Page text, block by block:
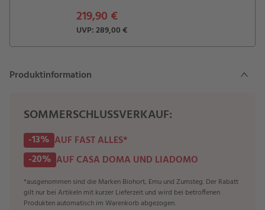
219,90 €
UVP: 289,00 €
Produktinformation
SOMMERSCHLUSSVERKAUF:
-13% AUF FAST ALLES*
-20% AUF CASA DOMA UND LIADOMO
*ausgenommen sind die Marken Biohort, Emu und Zumsteg. Der Rabatt
gilt nur bei Artikeln mit kurzer Lieferzeit und wird bei betroffenen
Produkten automatisch im Warenkorb abgezogen.